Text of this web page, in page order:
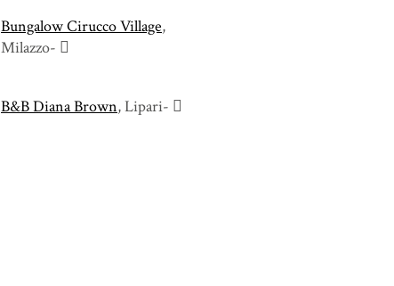
Bungalow Cirucco Village,
Milazzo-
B&B Diana Brown, Lipari-